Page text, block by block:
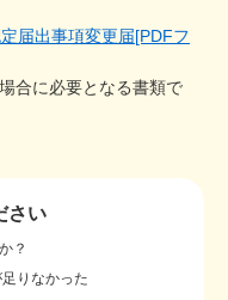
届出事項変更届[PDFフ
合に必要となる書類で
さい
？
りなかった